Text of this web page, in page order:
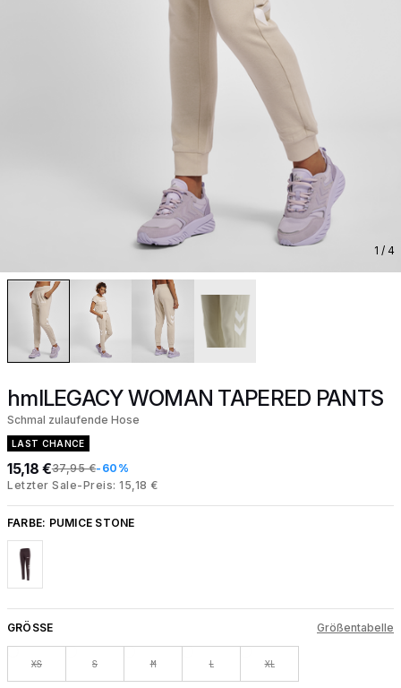
1 / 4
hmlLEGACY WOMAN TAPERED PANTS
Schmal zulaufende Hose
LAST CHANCE
15,18 €37,95 €-60%
Letzter Sale-Preis: 15,18 €
FARBE: PUMICE STONE
GRÖSSE Größentabelle
XS S M L XL